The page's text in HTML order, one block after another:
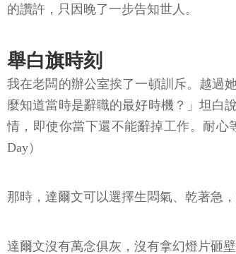
的讚許，只因晚了一步告知世人。
舉白旗時刻
我在老闆的辦公室挨了一頓訓斥。越過
麼知道當時是辭職的最好時機？」坦白
情，即使你當下還不能辭掉工作。耐
Day）
那時，達爾文可以選擇生悶氣、乾著急
達爾文沒有萬念俱灰，沒有拿幻燈片砸